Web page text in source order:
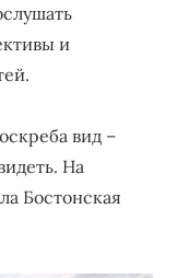
и
вид –
На
Бостонская